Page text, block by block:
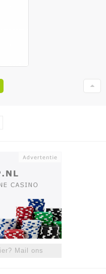
Mail ons